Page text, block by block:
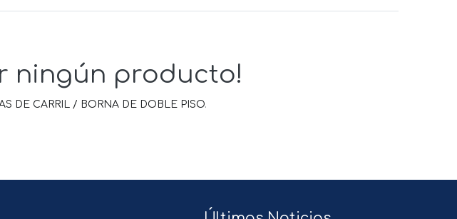
ningún producto!
DE CARRIL / BORNA DE DOBLE PISO.